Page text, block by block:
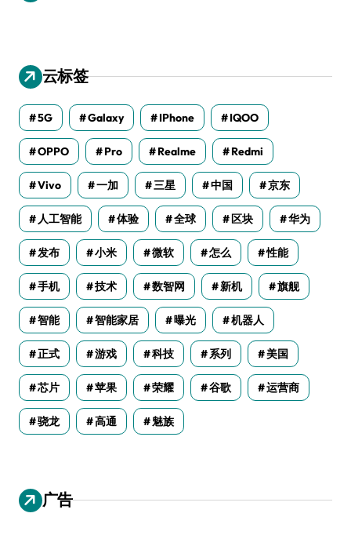
云标签
5G Galaxy IPhone IQOO
OPPO Pro Realme Redmi
Vivo 一加 三星 中国 京东
人工智能 体验 全球 区块 华为
发布 小米 微软 怎么 性能
手机 技术 数智网 新机 旗舰
智能 智能家居 曝光 机器人
正式 游戏 科技 系列 美国
芯片 苹果 荣耀 谷歌 运营商
骁龙 高通 魅族
广告